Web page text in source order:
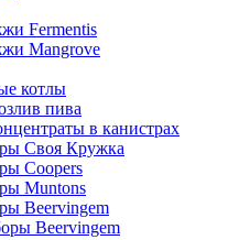
Fermentis
Mangrove
котлы
пива
в канистрах
Своя Кружка
Coopers
Muntons
Beervingem
Beervingem